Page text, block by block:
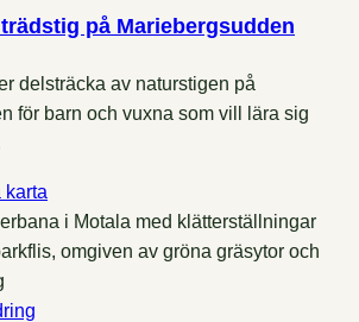
på Mariebergsudden
delsträcka av naturstigen på
för barn och vuxna som vill lära sig
karta